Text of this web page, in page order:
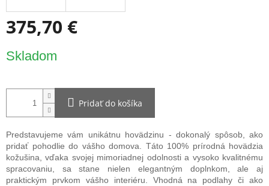
375,70 €
cena:
Skladom
Pridať do košíka
Predstavujeme vám unikátnu hovädzinu - dokonalý spôsob, ako
pridať pohodlie do vášho domova. Táto 100% prírodná hovädzia
kožušina, vďaka svojej mimoriadnej odolnosti a vysoko kvalitnému
spracovaniu, sa stane nielen elegantným doplnkom, ale aj
praktickým prvkom vášho interiéru. Vhodná na podlahy či ako